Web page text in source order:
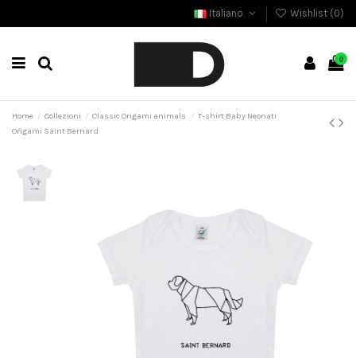
Italiano Wishlist (0)
0
Home Collezioni Classic Origami animals
T-shirt Baby Neonati
Origami Saint Bernard